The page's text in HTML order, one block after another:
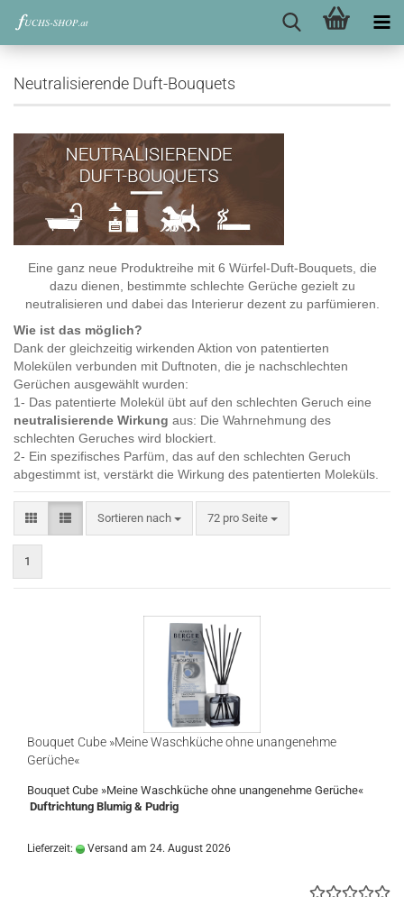
Neutralisierende Duft-Bouquets
Eine ganz neue Produktreihe mit 6 Würfel-Duft-Bouquets, die
dazu dienen, bestimmte schlechte Gerüche gezielt zu
neutralisieren und dabei das Interierur dezent zu parfümieren.
Wie ist das möglich?
Dank der gleichzeitig wirkenden Aktion von patentierten
Molekülen verbunden mit Duftnoten, die je nachschlechten
Gerüchen ausgewählt wurden:
1- Das patentierte Molekül übt auf den schlechten Geruch eine
neutralisierende Wirkung aus: Die Wahrnehmung des
schlechten Geruches wird blockiert.
2- Ein spezifisches Parfüm, das auf den schlechten Geruch
abgestimmt ist, verstärkt die Wirkung des patentierten Moleküls.
Sortieren nach
Sortieren nach 72 pro Seite
pro Seite
1
Bouquet Cube »Meine Waschküche ohne unangenehme
Gerüche«
Bouquet Cube »Meine Waschküche ohne unangenehme Gerüche«
Duftrichtung Blumig & Pudrig
Lieferzeit: Versand am 24. August 2026